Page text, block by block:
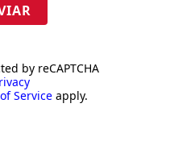
by reCAPTCHA
Service apply.